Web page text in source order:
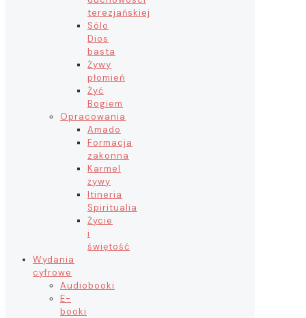
terezjańskiej
Sólo
Dios
basta
Żywy
płomień
Żyć
Bogiem
Opracowania
Amado
Formacja
zakonna
Karmel
żywy
Itineria
Spiritualia
Życie
i
świętość
Wydania
cyfrowe
Audiobooki
E-
booki